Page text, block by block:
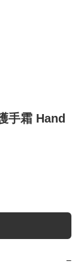
手霜 Hand
−